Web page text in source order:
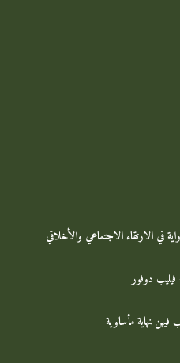
في الارتقاء الاجتماعي والأخلاقي
فيليب دوفور
فيهن نهاية مأساوية